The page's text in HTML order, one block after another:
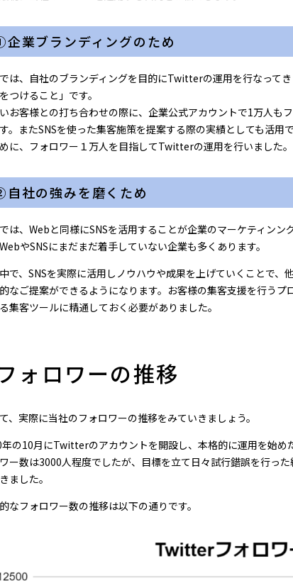
業ブランディングのため
は、自社のブランディングを目的にTwitterの運用を行なって
つけること」です。
お客様との打ち合わせの際に、企業公式アカウントで1万人も
。またSNSを使った集客施策を提案する際の実績としても活
に、フォロワー１万人を目指してTwitterの運用を行いました。
社の強みを磨くため
は、Webと同様にSNSを活用することが企業のマーケティン
やSNSにまだまだ着手していない企業も多くあります。
で、SNSを実際に活用しノウハウや成果を上げていくことで
なご提案ができるようになります。お客様の集客支援を行う
集客ツールに精通しておく必要がありました。
ォロワーの推移
、実際に当社のフォロワーの推移をみていきましょう。
の10月にTwitterのアカウントを開設し、本格的に運用を始
ー数は3000人程度でしたが、目標を立て日々試行錯誤を行っ
ました。
なフォロワー数の推移は以下の通りです。